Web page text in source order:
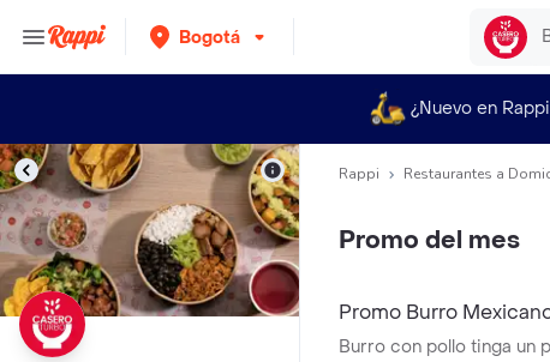
Bogotá
¿Nuevo en
Rappi Restaurantes a
Promo del mes
Promo Burro
Burro con pollo tinga un